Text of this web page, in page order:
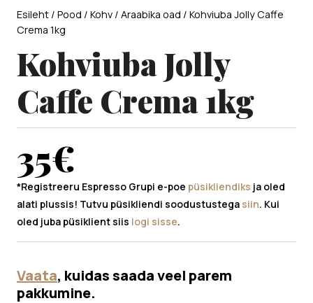
Esileht / Pood / Kohv / Araabika oad / Kohviuba Jolly Caffe
Crema 1kg
Kohviuba Jolly
Caffe Crema 1kg
35€
*Registreeru Espresso Grupi e-poe püsikliendiks ja oled
alati plussis! Tutvu püsikliendi soodustustega siin. Kui
oled juba püsiklient siis logi sisse.
Vaata, kuidas saada veel parem
pakkumine.